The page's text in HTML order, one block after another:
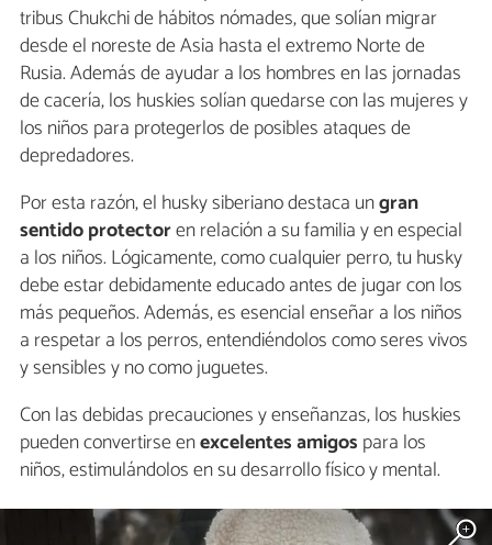
tribus Chukchi de hábitos nómades, que solían migrar
desde el noreste de Asia hasta el extremo Norte de
Rusia. Además de ayudar a los hombres en las jornadas
de cacería, los huskies solían quedarse con las mujeres y
los niños para protegerlos de posibles ataques de
depredadores.
Por esta razón, el husky siberiano destaca ungran
sentido protectoren relación a su familia y en especial
a los niños. Lógicamente, como cualquier perro, tu husky
debe estar debidamente educado antes de jugar con los
más pequeños. Además, es esencial enseñar a los niños
a respetar a los perros, entendiéndolos como seres vivos
y sensibles y no como juguetes.
Con las debidas precauciones y enseñanzas, los huskies
pueden convertirse enexcelentes amigos para los
niños, estimulándolos en su desarrollo físico y mental.